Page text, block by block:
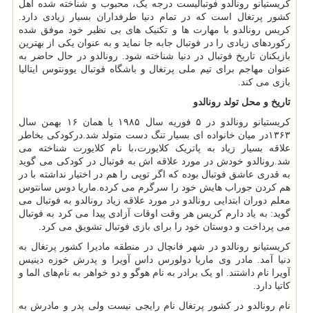
کریستیانو رونالدو فوتبالیست درجه یک، محبوب و شناخته شده اهل
کشور پرتغال است که در تمام دنیا طرفداران بسیار زیادی دارد.
کریس رونالدو با مهارت ها و تکنیک های بی نظیر خود موفق شده
رکوردهای زیادی را در فوتبال جابه جا نماید و به عنوان یکی از بهترین
بازیکنان تاریخ فوتبال در دنیا شناخته شود. رونالدو در حال حاضر به
عنوان مهاجم برای تیم ملی پرتغال و باشگاه فوتبال یوونتوس ایتالیا
بازی می کند.
تاریخ و محل تولد رونالدو
کریستیانو رونالدو در ۵ فوریه سال ۱۹۸۵ یا همان ۱۶ بهمن سال
۱۳۶۳در میان خانواده ای بسیار تنگ دست متولد شد.درکودکی بخاطر
علاقه بسیار زیاد به پاتریک کلایورت،با نام کلایورت شناخته می
شد.رونالدو خودش در مورد علاقه اش به فوتبال در کودکی می گوید
به قدری عاشق فوتبال بوده که اگر توپی را هم در اختیار نداشته با در
هم کردن جوراب هایش خود را سرگرم می کرده.ماریا دوس سانتوس
معلم دوران ابتدایی رونالدو در مورد علاقه زیاد رونالدو به فوتبال می
گوید: به یاد دارم کریس هر وقت اوقات آزادی پیدا می کرد به فوتبال
می پرداخت و دوستان خود را برای بازی فوتبال تشویق می کرد.
کریستیانو رونالدو در شهر فانچال در منطقه مادیرا کشور پرتغال به
دنیا آمد. مادر وی ماریا دولورس داس آویرا و پدرش خوزه دینیس
آویرا نام داشتند. او یک برادر به نام هوگو و دو خواهر به نام‌های الما و
کاتیا دارد.
نام رونالدو در کشور پرتغال نام رایجی نیست ولی پدر و مادرش به